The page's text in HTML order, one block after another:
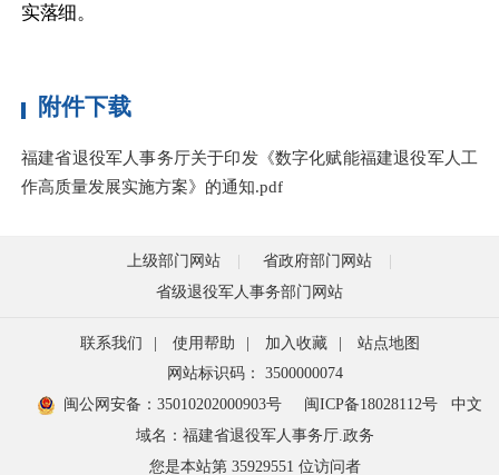
实落细。
附件下载
福建省退役军人事务厅关于印发《数字化赋能福建退役军人工
作高质量发展实施方案》的通知.pdf
上级部门网站
省政府部门网站
省级退役军人事务部门网站
联系我们 | 使用帮助 | 加入收藏 |
站点地图
网站标识码： 3500000074
闽公网安备：35010202000903号
闽ICP备18028112号
中文
域名：福建省退役军人事务厅.政务
您是本站第 35929551 位访问者